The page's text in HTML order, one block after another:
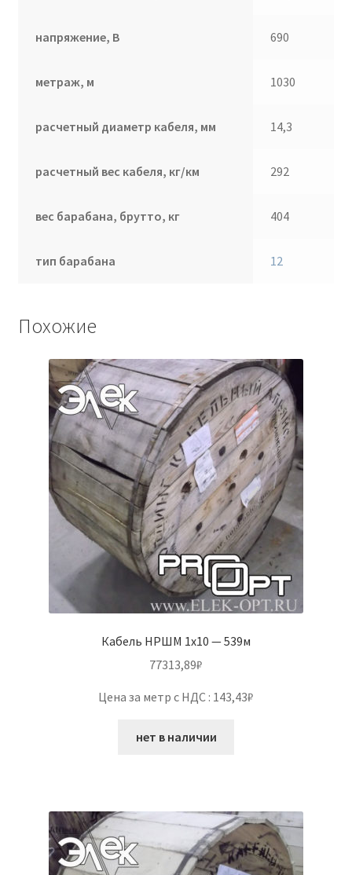
напряжение, В 690
метраж, м 1030
расчетный диаметр кабеля, мм 14,3
расчетный вес кабеля, кг/км 292
вес барабана, брутто, кг 404
тип барабана 12
Похожие
Кабель НРШМ 1х10 — 539м
77313,89₽
Цена за метр с НДС : 143,43₽
нет в наличии